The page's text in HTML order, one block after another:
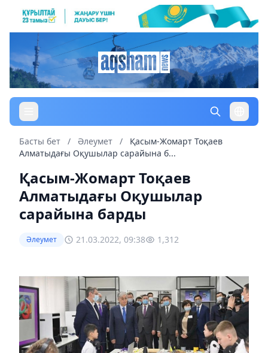
Басты бет / Әлеумет /
Қасым-Жомарт Тоқаев
Алматыдағы Оқушылар сарайына б...
Қасым-Жомарт Тоқаев
Алматыдағы Оқушылар
сарайына барды
Әлеумет 21.03.2022, 09:38 1,312